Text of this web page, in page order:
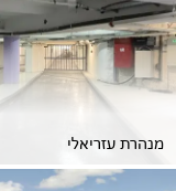
מנהרת עזריאלי